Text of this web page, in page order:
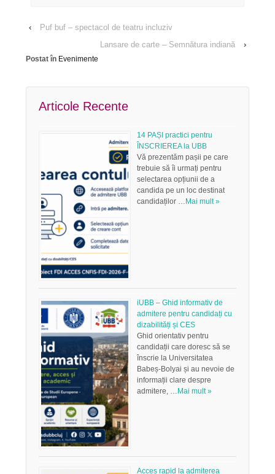
‹
Puf buf – spectacol de teatru incluziv
Lansare de carte – Semnătura indiană
›
Postat în Evenimente
Articole Recente
14 PAȘI practici pentru
ÎNSCRIEREA la UBB
Vă prezentăm pașii pe care
trebuie să îi urmați pentru
selectarea opțiunii de a
candida pe un loc destinat
candidaților … Mai mult »
iUBB – Ghid informativ de
admitere pentru candidați cu
dizabilități și CES
Ghid orientativ pentru
candidații care doresc să se
înscrie la Universitatea
Babeș-Bolyai și au nevoie de
informații clare despre
admitere, … Mai mult »
Acces rapid la admiterea